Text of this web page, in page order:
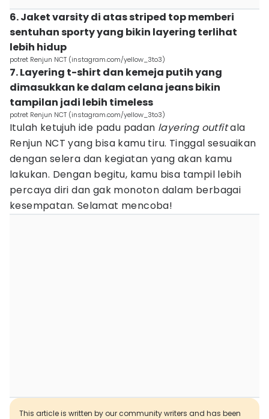
6. Jaket varsity di atas striped top memberi
sentuhan sporty yang bikin layering terlihat
lebih hidup
potret Renjun NCT (instagram.com/yellow_3to3)
7. Layering t-shirt dan kemeja putih yang
dimasukkan ke dalam celana jeans bikin
tampilan jadi lebih timeless
potret Renjun NCT (instagram.com/yellow_3to3)
Itulah ketujuh ide padu padan layering outfitala
Renjun NCT yang bisa kamu tiru. Tinggal sesuaikan
dengan selera dan kegiatan yang akan kamu
lakukan. Dengan begitu, kamu bisa tampil lebih
percaya diri dan gak monoton dalam berbagai
kesempatan. Selamat mencoba!
This article is written by our community writers and has been